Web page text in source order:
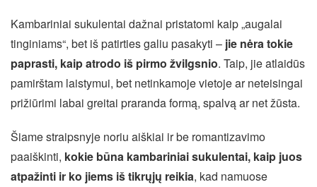
Kambariniai sukulentai dažnai pristatomi kaip „augalai
tinginiams“, bet iš patirties galiu pasakyti – jie nėra tokie
paprasti, kaip atrodo iš pirmo žvilgsnio. Taip, jie atlaidūs
pamirštam laistymui, bet netinkamoje vietoje ar neteisingai
prižiūrimi labai greitai praranda formą, spalvą ar net žūsta.
Šiame straipsnyje noriu aiškiai ir be romantizavimo
paaiškinti, kokie būna kambariniai sukulentai, kaip juos
atpažinti ir ko jiems iš tikrųjų reikia, kad namuose